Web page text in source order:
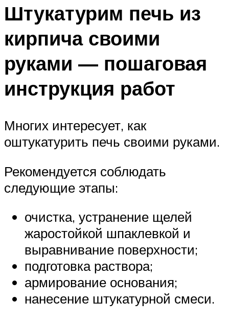
Штукатурим печь из
кирпича своими
руками — пошаговая
инструкция работ
Многих интересует, как
оштукатурить печь своими руками.
Рекомендуется соблюдать
следующие этапы:
очистка, устранение щелей
жаростойкой шпаклевкой и
выравнивание поверхности;
подготовка раствора;
армирование основания;
нанесение штукатурной смеси.